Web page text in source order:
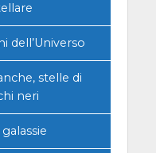
dell’Universo
stelle di
neri